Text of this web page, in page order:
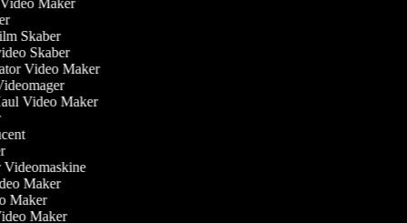
Maker
Skaber
Skaber
Video Maker
Video Maker
Videomaskine
Maker
Maker
Maker